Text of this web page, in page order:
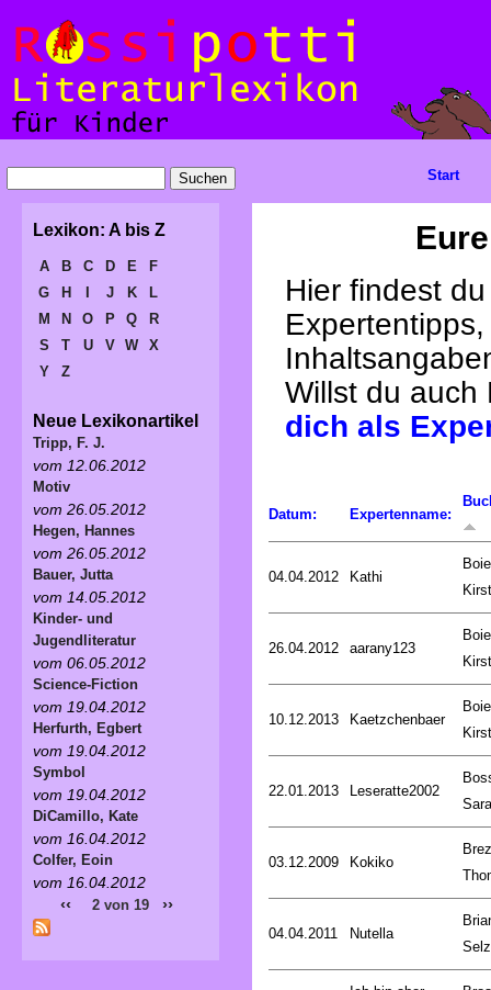
Hier findest
Willst du
dich als
Datum: Expertenname:
04.04.2012 Kathi
26.04.2012 aarany123
10.12.2013 Kaetzchenbaer
22.01.2013 Leseratte2002
03.12.2009 Kokiko
04.04.2011 Nutella
Start
Lexikon: A bis Z
A B C D E
F
G
H J K
L
M
N O P Q
R
S
T U V W
X
Y
Z
Neue Lexikonartikel
Tripp, F. J.
vom 12.06.2012
Motiv
vom 26.05.2012
Hegen, Hannes
vom 26.05.2012
Bauer, Jutta
vom 14.05.2012
Kinder- und
Jugendliteratur
vom 06.05.2012
Science-Fiction
vom 19.04.2012
Herfurth, Egbert
vom 19.04.2012
Symbol
vom 19.04.2012
DiCamillo, Kate
vom 16.04.2012
Colfer, Eoin
vom 16.04.2012
‹‹ 2 von 19 ››